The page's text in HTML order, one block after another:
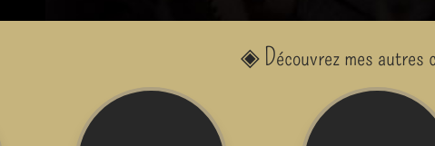
◈ Découvrez mes autres